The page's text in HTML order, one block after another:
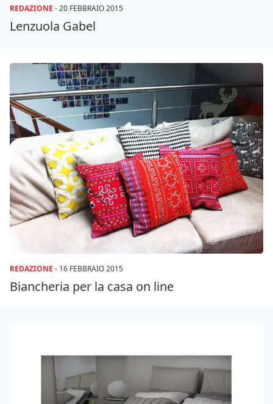
REDAZIONE -20 FEBBRAIO 2015
Lenzuola Gabel
REDAZIONE - 16 FEBBRAIO 2015
Biancheria per la casa on line